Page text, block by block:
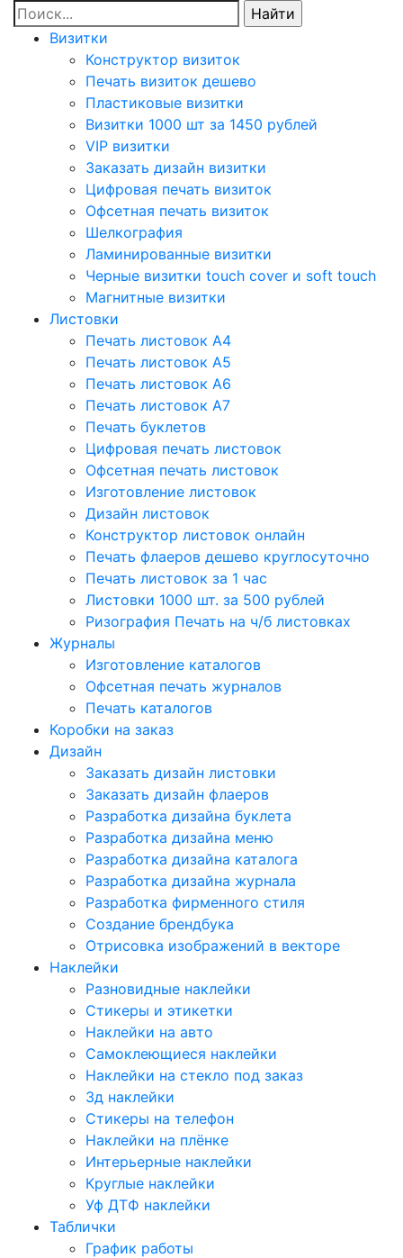
Визитки
Конструктор визиток
Печать визиток дешево
Пластиковые визитки
Визитки 1000 шт за 1450 рублей
VIP визитки
Заказать дизайн визитки
Цифровая печать визиток
Офсетная печать визиток
Шелкография
Ламинированные визитки
Черные визитки touch cover и soft touch
Магнитные визитки
Листовки
Печать листовок А4
Печать листовок А5
Печать листовок А6
Печать листовок А7
Печать буклетов
Цифровая печать листовок
Офсетная печать листовок
Изготовление листовок
Дизайн листовок
Конструктор листовок онлайн
Печать флаеров дешево круглосуточно
Печать листовок за 1 час
Листовки 1000 шт. за 500 рублей
Ризография Печать на ч/б листовках
Журналы
Изготовление каталогов
Офсетная печать журналов
Печать каталогов
Коробки на заказ
Дизайн
Заказать дизайн листовки
Заказать дизайн флаеров
Разработка дизайна буклета
Разработка дизайна меню
Разработка дизайна каталога
Разработка дизайна журнала
Разработка фирменного стиля
Создание брендбука
Отрисовка изображений в векторе
Наклейки
Разновидные наклейки
Стикеры и этикетки
Наклейки на авто
Самоклеющиеся наклейки
Наклейки на стекло под заказ
3д наклейки
Cтикеры на телефон
Наклейки на плёнке
Интерьерные наклейки
Круглые наклейки
Уф ДТФ наклейки
Таблички
График работы